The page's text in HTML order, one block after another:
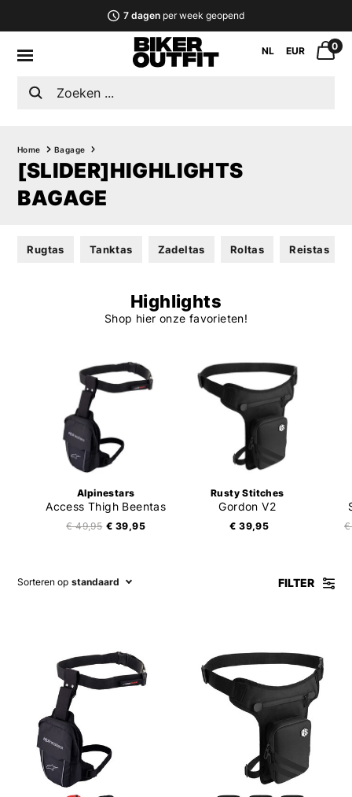
7 dagenper week geopend
NL EUR 0
Home Bagage
[SLIDER]HIGHLIGHTS
BAGAGE
Rugtas Tanktas Zadeltas Roltas Reistas
Highlights
Shop hier onze favorieten!
Alpinestars
Access Thigh Beentas
€ 49,95 € 39,95
Rusty Stitches
Gordon V2
€ 39,95 €
Sorteren op standaard FILTER